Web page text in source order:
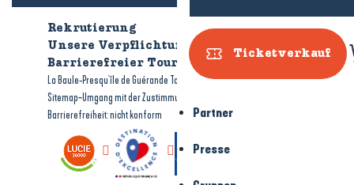
Ticketverkauf
Partner
Presse
Rekrutierung
Wer sind wir?
Unsere Verpflichtungen
Barrierefreier Tourismus
La Baule-Presqu'île de Guérande Tourismus-Rechtliche Hinweise-
Sitemap-Umgang mit der Zustimmung
Barrierefreiheit: nicht konform